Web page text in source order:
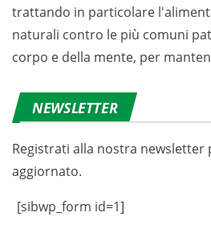
trattando in particolare
naturali contro le più comuni
corpo e della mente, per
NEWSLETTER
Registrati alla nostra
aggiornato.
[sibwp_form id=1]